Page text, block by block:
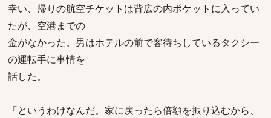
幸い、帰りの航空チケットは背広の内ポケットに入ってい
たが、空港までの
金がなかった。男はホテルの前で客待ちしているタクシー
の運転手に事情を
話した。
「というわけなんだ。家に戻ったら倍額を振り込むから、